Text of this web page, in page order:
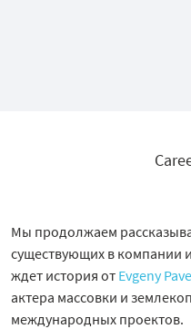
Мы продолжаем
существующих в компании и
ждет история от Evgeny
актера массовки и
международных проектов.